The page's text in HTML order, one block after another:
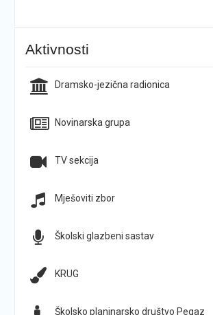
Aktivnosti
Dramsko-jezična radionica
Novinarska grupa
TV sekcija
Mješoviti zbor
Školski glazbeni sastav
KRUG
Školsko planinarsko društvo Pegaz